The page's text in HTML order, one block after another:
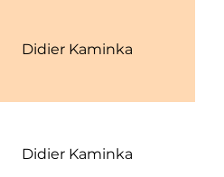
Didier Kaminka
Didier Kaminka